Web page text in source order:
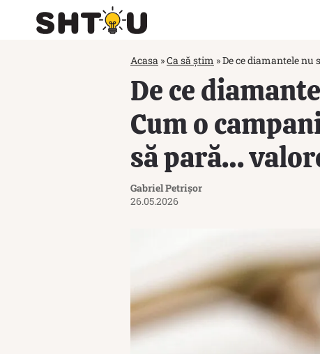
Acasa »Ca să știm »De ce diamantele nu
De ce
Cum o
să pară…
Gabriel Petrișor
26.05.2026